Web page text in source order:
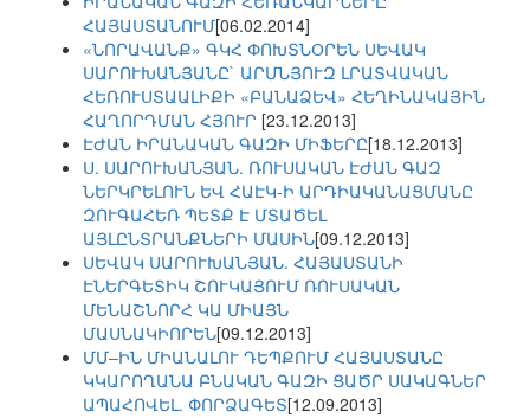
ՀԱՅԱՍՏԱՆՈՒՄ[06.02.2014]
«ՆՈՐԱՎԱՆՔ» ԳԿՀ ՓՈԽՏՆՕՐԵՆ ՍԵՎԱԿ
ՍԱՐՈՒԽԱՆՅԱՆԸ` ԱՐՄՆՅՈՒԶ ԼՐԱՏՎԱԿԱՆ
ՀԵՌՈՒՍՏԱԱԼԻՔԻ «ԲԱՆԱՁԵՎ» ՀԵՂԻՆԱԿԱՅԻՆ
ՀԱՂՈՐԴՄԱՆ ՀՅՈՒՐ [23.12.2013]
ԷԺԱՆ ԻՐԱՆԱԿԱՆ ԳԱԶԻ ՄԻՖԵՐԸ[18.12.2013]
Ս. ՍԱՐՈՒԽԱՆՅԱՆ. ՌՈՒՍԱԿԱՆ ԷԺԱՆ ԳԱԶ
ՆԵՐԿՐԵԼՈՒՆ ԵՎ ՀԱԷԿ-Ի ԱՐԴԻԱԿԱՆԱՑՄԱՆԸ
ԶՈՒԳԱՀԵՌ ՊԵՏՔ Է ՄՏԱԾԵԼ
ԱՅԼԸՆՏՐԱՆՔՆԵՐԻ ՄԱՍԻՆ[09.12.2013]
ՍԵՎԱԿ ՍԱՐՈՒԽԱՆՅԱՆ. ՀԱՅԱՍՏԱՆԻ
ԷՆԵՐԳԵՏԻԿ ՇՈՒԿԱՅՈՒՄ ՌՈՒՍԱԿԱՆ
ՄԵՆԱՇՆՈՐՀ ԿԱ ՄԻԱՅՆ
ՄԱՍՆԱԿԻՈՐԵՆ[09.12.2013]
ՄՄ–ԻՆ ՄԻԱՆԱԼՈՒ ԴԵՊՔՈՒՄ ՀԱՅԱՍՏԱՆԸ
ԿԿԱՐՈՂԱՆԱ ԲՆԱԿԱՆ ԳԱԶԻ ՑԱԾՐ ՍԱԿԱԳՆԵՐ
ԱՊԱՀՈՎԵԼ. ՓՈՐՁԱԳԵՏ[12.09.2013]